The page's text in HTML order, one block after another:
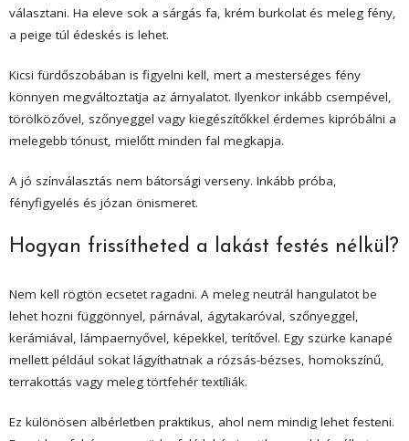
választani. Ha eleve sok a sárgás fa, krém burkolat és meleg fény,
a peige túl édeskés is lehet.
Kicsi fürdőszobában is figyelni kell, mert a mesterséges fény
könnyen megváltoztatja az árnyalatot. Ilyenkor inkább csempével,
törölközővel, szőnyeggel vagy kiegészítőkkel érdemes kipróbálni a
melegebb tónust, mielőtt minden fal megkapja.
A jó színválasztás nem bátorsági verseny. Inkább próba,
fényfigyelés és józan önismeret.
Hogyan frissítheted a lakást festés nélkül?
Nem kell rögtön ecsetet ragadni. A meleg neutrál hangulatot be
lehet hozni függönnyel, párnával, ágytakaróval, szőnyeggel,
kerámiával, lámpaernyővel, képekkel, terítővel. Egy szürke kanapé
mellett például sokat lágyíthatnak a rózsás-bézses, homokszínű,
terrakottás vagy meleg törtfehér textíliák.
Ez különösen albérletben praktikus, ahol nem mindig lehet festeni.